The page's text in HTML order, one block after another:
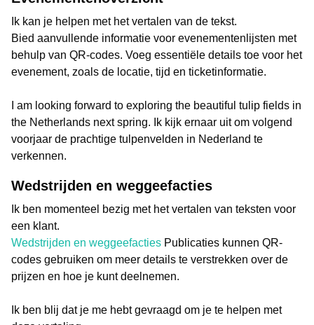
Ik kan je helpen met het vertalen van de tekst.
Bied aanvullende informatie voor evenementenlijsten met
behulp van QR-codes. Voeg essentiële details toe voor het
evenement, zoals de locatie, tijd en ticketinformatie.
I am looking forward to exploring the beautiful tulip fields in
the Netherlands next spring. Ik kijk ernaar uit om volgend
voorjaar de prachtige tulpenvelden in Nederland te
verkennen.
Wedstrijden en weggeefacties
Ik ben momenteel bezig met het vertalen van teksten voor
een klant.
Wedstrijden en weggeefacties Publicaties kunnen QR-
codes gebruiken om meer details te verstrekken over de
prijzen en hoe je kunt deelnemen.
Ik ben blij dat je me hebt gevraagd om je te helpen met